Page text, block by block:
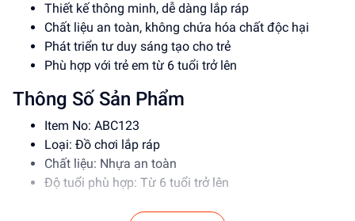
Thiết kế thông minh, dễ dàng lắp ráp
Chất liệu an toàn, không chứa hóa chất độc hại
Phát triển tư duy sáng tạo cho trẻ
Phù hợp với trẻ em từ 6 tuổi trở lên
Thông Số Sản Phẩm
Item No: ABC123
Loại: Đồ chơi lắp ráp
Chất liệu: Nhựa an toàn
Độ tuổi phù hợp: Từ 6 tuổi trở lên
Hướng Dẫn Sử Dụng